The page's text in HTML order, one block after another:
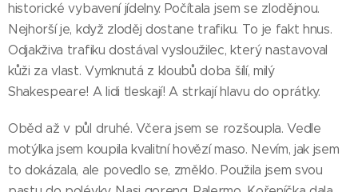
historické vybavení jídelny. Počítala jsem se zlodějnou.
Nejhorší je, když zloděj dostane trafiku. To je fakt hnus.
Odjakživa trafiku dostával vysloužilec, který nastavoval
kůži za vlast. Vymknutá z kloubů doba šílí, milý
Shakespeare! A lidi tleskají! A strkají hlavu do oprátky.
Oběd až v půl druhé. Včera jsem se rozšoupla. Vedle
motýlka jsem koupila kvalitní hovězí maso. Nevím, jak jsem
to dokázala, ale povedlo se, změklo. Použila jsem svou